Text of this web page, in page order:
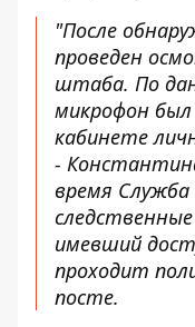
"После
проведен
штаба. По
микрофон
кабинете
-
время
имевший
проходит
посте.